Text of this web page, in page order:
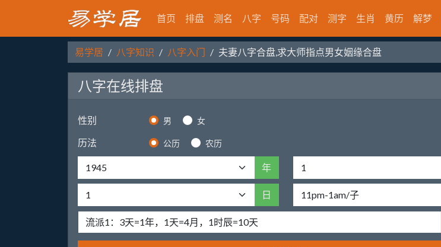
首页 排盘 测名 八字 号码 配对 测字 生肖 黄历 解梦
易学居 八字知识 八字入门 夫妻八字合盘,求大师指点男女姻缘合盘
八字在线排盘
性别 男 女
历法 公历 农历
年
日